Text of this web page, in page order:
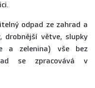
odpad ze zahrad a
drobnější větve, slupky
a zelenina) vše bez
se zpracovává v